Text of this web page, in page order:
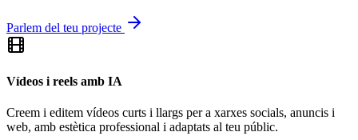
Parlem del teu projecte
Vídeos i reels amb IA
Creem i editem vídeos curts i llargs per a xarxes socials, anuncis i
web, amb estètica professional i adaptats al teu públic.